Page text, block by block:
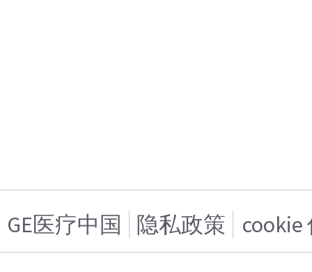
GE医疗中国 隐私政策 cookie